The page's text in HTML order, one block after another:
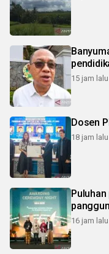
15 jam lalu
Dosen
18 jam lalu
16 jam lalu